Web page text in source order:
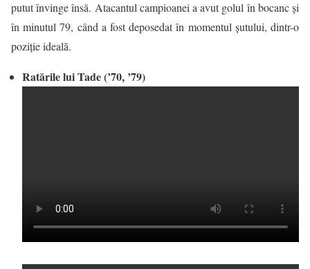
putut învinge însă. Atacantul campioanei a avut golul în bocanc şi
în minutul 79, când a fost deposedat în momentul şutului, dintr-o
poziţie ideală.
Ratările lui Tade (’70, ’79)